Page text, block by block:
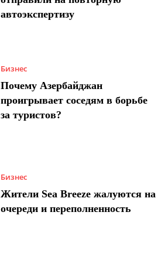
автоэкспертизу
Бизнес
Почему Азербайджан
проигрывает соседям в борьбе
за туристов?
Бизнес
Жители Sea Breeze жалуются на
очереди и переполненность